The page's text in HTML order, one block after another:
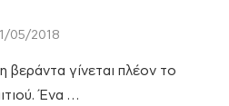
05/2018
βεράντα γίνεται πλέον το
Ένα …